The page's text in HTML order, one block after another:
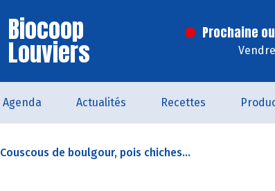
Biocoop
Louviers
Prochaine
Agenda Actualités Recettes
Couscous de boulgour, pois chiches...